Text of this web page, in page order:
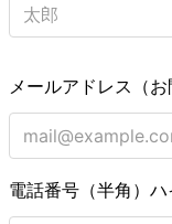
メールアドレス（
電話番号（半角）